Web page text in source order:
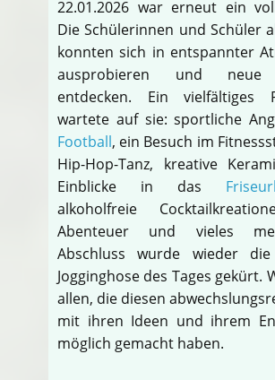
22.01.2026 war erneut ein
Die Schülerinnen und Schüler
konnten sich in entspannter
ausprobieren und neue
entdecken. Ein vielfältiges
wartete auf sie: sportliche
Football, ein Besuch im
Hip-Hop-Tanz, kreative
Einblicke in das
alkoholfreie
Abenteuer und vieles
Abschluss wurde wieder
Jogginghose des Tages gekürt.
allen, die diesen
mit ihren Ideen und ihrem
möglich gemacht haben.